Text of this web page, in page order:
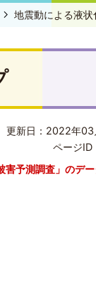
地震動による液
更新日：2022年03
ページ
害予測調査」のデ